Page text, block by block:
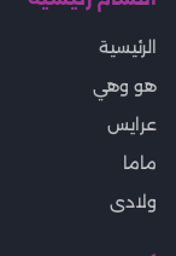
الرئيسية
هو وهي
عرايس
ماما
ولادى